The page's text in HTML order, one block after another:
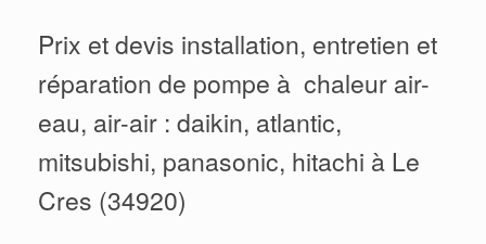
Prix et devis installation, entretien et
réparation de pompe à chaleur air-
eau, air-air : daikin, atlantic,
mitsubishi, panasonic, hitachi à Le
Cres (34920)